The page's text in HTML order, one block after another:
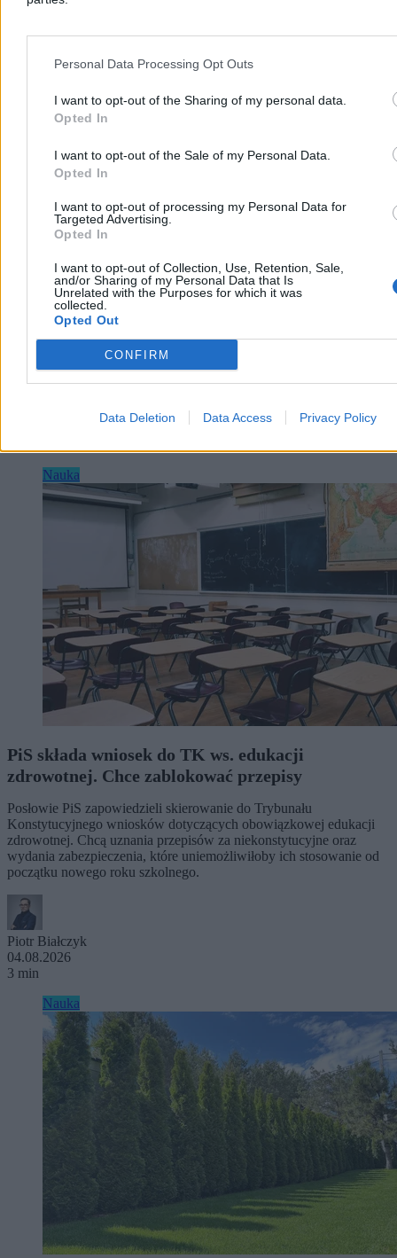
Personal Data Processing Opt Outs
I want to opt-out of the Sharing of my personal data.
Opted In
I want to opt-out of the Sale of my Personal Data.
Opted In
I want to opt-out of processing my Personal Data for
Targeted Advertising.
Opted In
I want to opt-out of Collection, Use, Retention, Sale,
and/or Sharing of my Personal Data that Is
Unrelated with the Purposes for which it was
collected.
Opted Out
CONFIRM
Data Deletion Data Access Privacy Policy
z największych tajemnic ZSRR
północnej, a wokół niej narosły dziesiątki teorii spiskowych.
Gigantyczna antena Duga-1, ukryta w lasach pod Czarnobylem,
Do dziś jej rozmiary i historia robią ogromne wrażenie.
Bartosz Michalski
Reklama
Nauka
PiS składa wniosek do TK ws. edukacji
zdrowotnej. Chce zablokować przepisy
Posłowie PiS zapowiedzieli skierowanie do Trybunału
Konstytucyjnego wniosków dotyczących obowiązkowej edukacji
zdrowotnej. Chcą uznania przepisów za niekonstytucyjne oraz
wydania zabezpieczenia, które uniemożliwiłoby ich stosowanie od
początku nowego roku szkolnego.
Piotr Białczyk
04.08.2026
3 min
Nauka